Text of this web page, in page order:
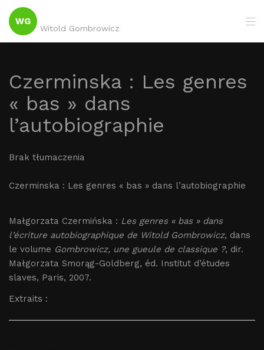
WG
Witold Gombrowicz
Czerminska : Les genres
« bas » dans
l’autobiographie
Brak tłumaczenia
Czerminska : Les genres « bas » dans l’autobiographie
Małgorzata Czermińska : Les genres « bas » dans
l’écriture autobiographique de Witold Gombrowicz, dans
le volume Gombrowicz, une gueule de classique ?, dir.
Małgorzata Smorąg-Goldberg, éd. Institut d’études
slaves, Paris, 2007.
Extraits :